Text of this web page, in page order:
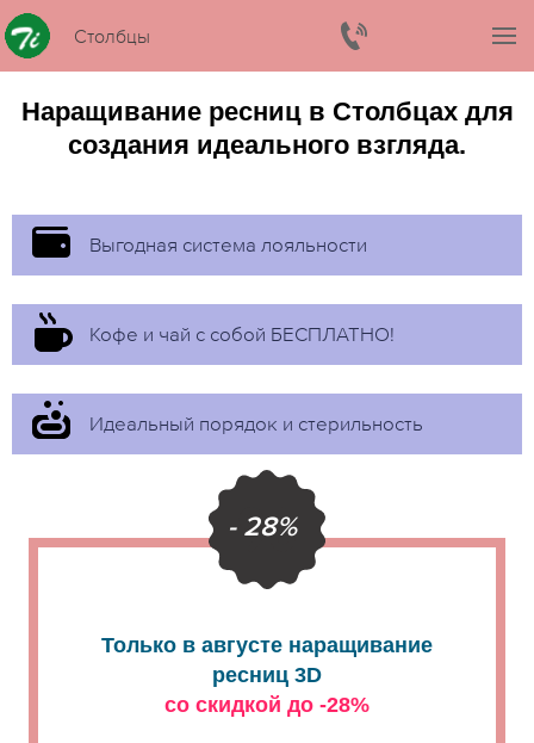
Столбцы
Наращивание ресниц в Столбцах для
создания идеального взгляда.
Выгодная система лояльности
Кофе и чай с собой БЕСПЛАТНО!
Идеальный порядок и стерильность
- 28%
Только в августе наращивание
ресниц 3D
со скидкой до -28%